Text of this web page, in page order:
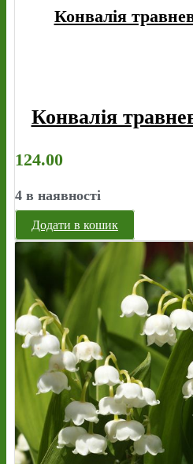
Конвалія
Конвалія
124.00
4 в наявності
Додати в кошик